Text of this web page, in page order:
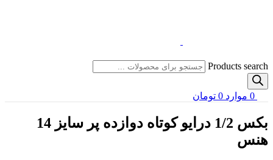
Products search
0 موارد 0 تومان
بکس 1/2 درایو کوتاه دوازده پر سایز 14
هنس